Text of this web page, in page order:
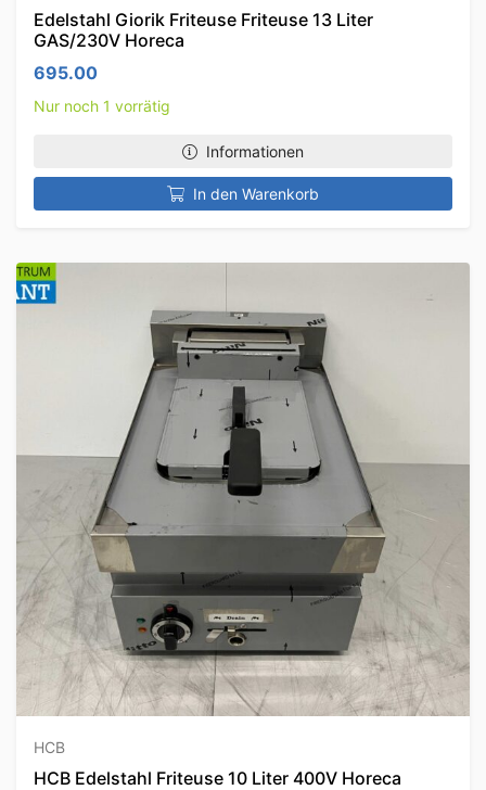
Edelstahl Giorik Friteuse Friteuse 13 Liter
GAS/230V Horeca
695.00
Nur noch 1 vorrätig
Informationen
In den Warenkorb
HCB
HCB Edelstahl Friteuse 10 Liter 400V Horeca